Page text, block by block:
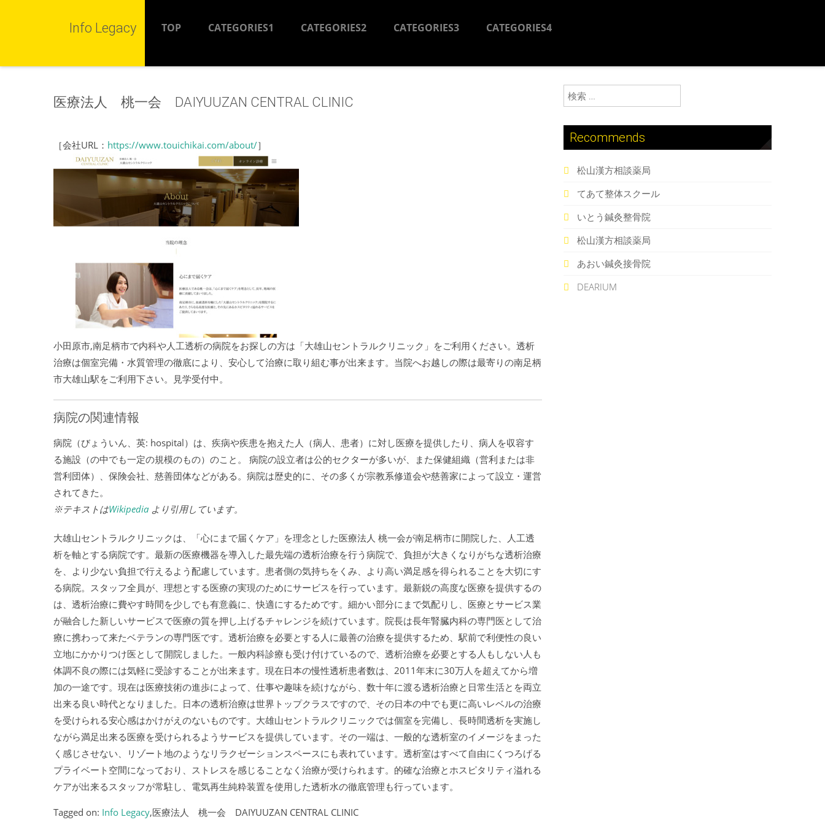
Info Legacy TOP CATEGORIES1 CATEGORIES2 CATEGORIES3 CATEGORIES4
医療法人 桃一会 DAIYUUZAN CENTRAL CLINIC
［会社URL： https://www.touichikai.com/about/］
小田原市,南足柄市で内科や人工透析の病院をお探しの方は「大雄山セントラルクリニック」をご利用ください。透析
治療は個室完備・水質管理の徹底により、安心して治療に取り組む事が出来ます。当院へお越しの際は最寄りの南足柄
市大雄山駅をご利用下さい。見学受付中。
病院の関連情報
病院（びょういん、英: hospital）は、疾病や疾患を抱えた人（病人、患者）に対し医療を提供したり、病人を収容す
る施設（の中でも一定の規模のもの）のこと。 病院の設立者は公的セクターが多いが、また保健組織（営利または非
営利団体）、保険会社、慈善団体などがある。病院は歴史的に、その多くが宗教系修道会や慈善家によって設立・運営
されてきた。
※テキストはWikipedia より引用しています。
大雄山セントラルクリニックは、「心にまで届くケア」を理念とした医療法人 桃一会が南足柄市に開院した、人工透
析を軸とする病院です。最新の医療機器を導入した最先端の透析治療を行う病院で、負担が大きくなりがちな透析治療
を、より少ない負担で行えるよう配慮しています。患者側の気持ちをくみ、より高い満足感を得られることを大切にす
る病院。スタッフ全員が、理想とする医療の実現のためにサービスを行っています。最新鋭の高度な医療を提供するの
は、透析治療に費やす時間を少しでも有意義に、快適にするためです。細かい部分にまで気配りし、医療とサービス業
が融合した新しいサービスで医療の質を押し上げるチャレンジを続けています。院長は長年腎臓内科の専門医として治
療に携わって来たベテランの専門医です。透析治療を必要とする人に最善の治療を提供するため、駅前で利便性の良い
立地にかかりつけ医として開院しました。一般内科診療も受け付けているので、透析治療を必要とする人もしない人も
体調不良の際には気軽に受診することが出来ます。現在日本の慢性透析患者数は、2011年末に30万人を超えてから増
加の一途です。現在は医療技術の進歩によって、仕事や趣味を続けながら、数十年に渡る透析治療と日常生活とを両立
出来る良い時代となりました。日本の透析治療は世界トップクラスですので、その日本の中でも更に高いレベルの治療
を受けられる安心感はかけがえのないものです。大雄山セントラルクリニックでは個室を完備し、長時間透析を実施し
ながら満足出来る医療を受けられるようサービスを提供しています。その一端は、一般的な透析室のイメージをまった
く感じさせない、リゾート地のようなリラクゼーションスペースにも表れています。透析室はすべて自由にくつろげる
プライベート空間になっており、ストレスを感じることなく治療が受けられます。的確な治療とホスピタリティ溢れる
ケアが出来るスタッフが常駐し、電気再生純粋装置を使用した透析水の徹底管理も行っています。
Tagged on: Info Legacy,医療法人 桃一会 DAIYUUZAN CENTRAL CLINIC
検索:
Recommends
松山漢方相談薬局
てあて整体スクール
いとう鍼灸整骨院
松山漢方相談薬局
あおい鍼灸接骨院
DEARIUM